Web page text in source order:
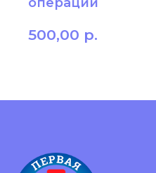
500,00 р.